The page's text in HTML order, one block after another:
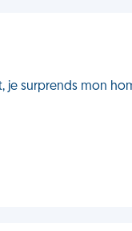
je surprends mon